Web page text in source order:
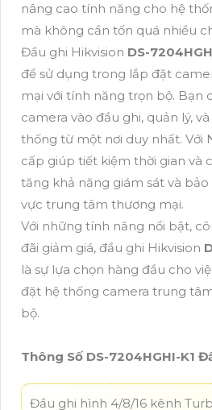
nâng cao tính năng cho hệ
mà không cần tốn quá nhiều
Đầu ghi Hikvision DS-
để sử dụng trong lắp đặt
mại với tính năng trọn bộ. Bạn
camera vào đầu ghi, quản lý,
thống từ một nơi duy nhất. Với
cấp giúp tiết kiệm thời gian và
tăng khả năng giám sát và
vực trung tâm thương mại.
Với những tính năng nổi bật,
đãi giảm giá, đầu ghi Hikvision
là sự lựa chọn hàng đầu cho
đặt hệ thống camera trung
bộ.
Thông Số DS-7204HGHI-K1
Đầu ghi hình 4/8/16 kênh